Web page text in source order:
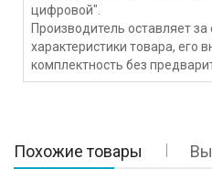
цифровой".
Производитель оставляет
характеристики товара, его
комплектность без
Похожие товары